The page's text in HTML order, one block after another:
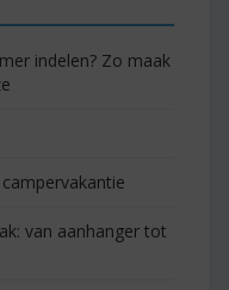
indelen? Zo maak
van aanhanger tot